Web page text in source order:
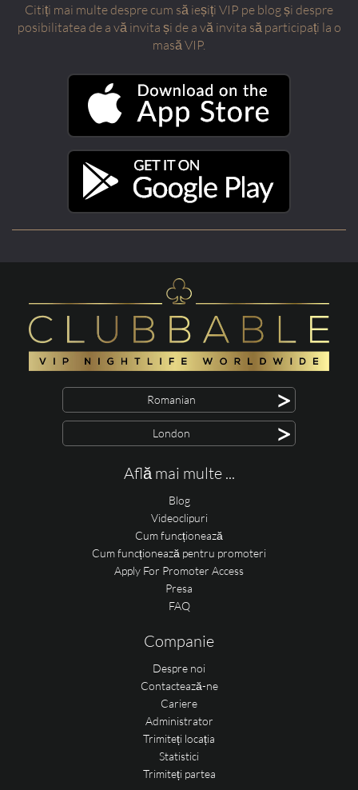
Citiți mai multe despre cum să ieșiți VIP pe blog și despre
posibilitatea de a vă invita și de a vă invita să participați la o
masă VIP.
Romanian >
London >
Află mai multe ...
Blog
Videoclipuri
Cum funcționează
Cum funcționează pentru promoteri
Apply For Promoter Access
Presa
FAQ
Companie
Despre noi
Contactează-ne
Cariere
Administrator
Trimiteți locația
Statistici
Trimiteți partea